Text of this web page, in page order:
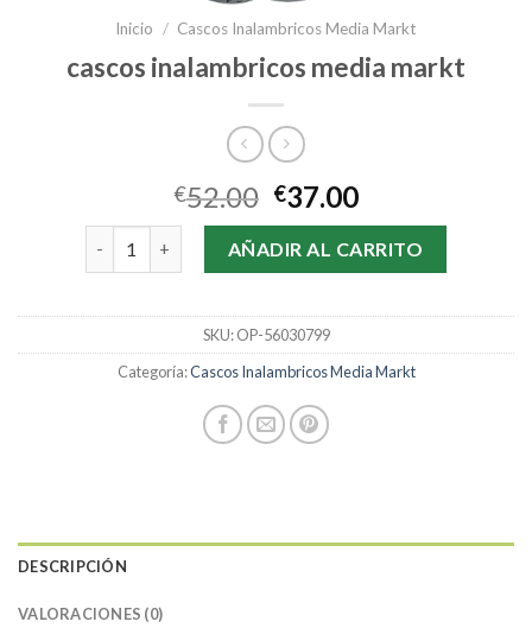
Inicio / Cascos Inalambricos Media Markt
cascos inalambricos media markt
€52.00 €37.00
cascos inalambricos media markt cantidad
AÑADIR AL CARRITO
SKU:OP-56030799
Categoría:Cascos Inalambricos Media Markt
DESCRIPCIÓN
VALORACIONES (0)